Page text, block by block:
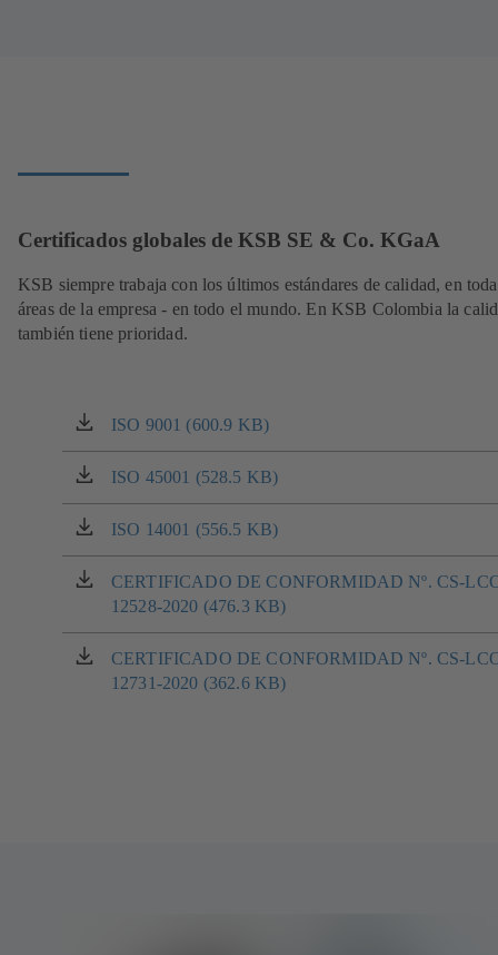
Certificados globales de KSB SE & Co. KGaA
KSB siempre trabaja con los últimos estándares de calidad, en
áreas de la empresa - en todo el mundo. En KSB Colombia la
también tiene prioridad.
ISO 9001 (600.9 KB)
(se
abre
en
nueva
ISO 45001 (528.5 KB)
(se
abre
en
nueva
pestaña)
ISO 14001 (556.5 KB)
(se
abre
en
una
pestaña)
CERTIFICADO DE CONFORMIDAD Nº. CS-
12528-2020 (476.3 KB)
(se
abre
en
una
nueva
CERTIFICADO DE CONFORMIDAD Nº. CS-
12731-2020 (362.6 KB)
(se
abre